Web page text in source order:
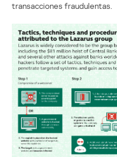
transacciones fraudulentas.